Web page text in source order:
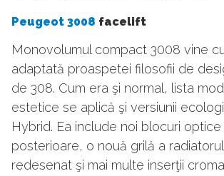
Peugeot 3008 facelift
Monovolumul compact 3008 vine
adaptată proaspetei filosofii de
de 308. Cum era şi normal, lista
estetice se aplică şi versiunii
Hybrid. Ea include noi blocuri
posterioare, o nouă grilă a
redesenat şi mai multe inserţii